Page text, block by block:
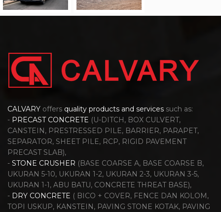
CALVARY offers quality products and services such as:
- PRECAST CONCRETE (U-DITCH, BOX CULVERT,
CANSTEIN, PRESTRESSED PILE, BARRIER, PARAPET,
SEPARATOR, SHEET PILE, RCP, RIGID PAVEMENT
PRECAST SLAB),
- STONE CRUSHER (BASE COARSE A, BASE COARSE B,
UKURAN 5-10, UKURAN 1-2, UKURAN 2-3, UKURAN 3-5,
UKURAN 1-1, ABU BATU, CONCRETE THREAT BASE),
- DRY CONCRETE ( BICO + COVER, FENCE DAN KOLOM,
TOPI USKUP, KANSTEIN, PAVING STONE KOTAK, PAVING